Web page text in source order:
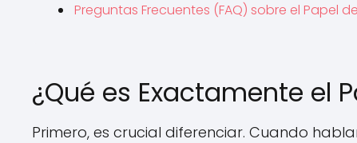
Preguntas Frecuentes (FAQ) sobre el Papel
¿Qué es Exactamente el
Primero, es crucial diferenciar. Cuando